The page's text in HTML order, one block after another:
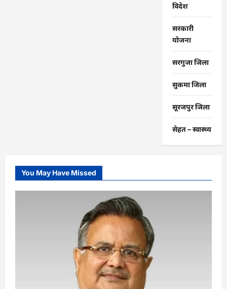
विदेश
सरकारी
योजना
सरगुजा जिला
सुकमा जिला
सूरजपुर जिला
सेहत – स्‍वास्‍थ्‍य
You May Have Missed